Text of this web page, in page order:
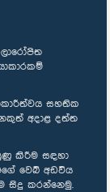
සහතික
අදාළ දත්ත
කිරීම සඳහා
වෙබ් අඩවිය
සිදු කරන්නෙමු.